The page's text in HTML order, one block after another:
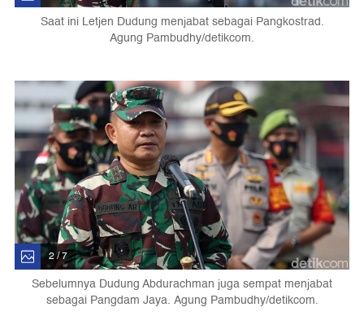
Saat ini Letjen Dudung menjabat sebagai Pangkostrad.
Agung Pambudhy/detikcom.
2 / 7
Sebelumnya Dudung Abdurachman juga sempat menjabat
sebagai Pangdam Jaya. Agung Pambudhy/detikcom.